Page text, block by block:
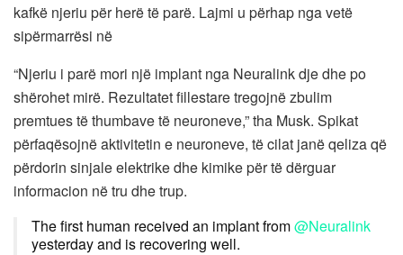
kafkë njeriu për herë të parë. Lajmi u përhap nga vetë
sipërmarrësi në
“Njeriu i parë mori një implant nga Neuralink dje dhe po
shërohet mirë. Rezultatet fillestare tregojnë zbulim
premtues të thumbave të neuroneve,” tha Musk. Spikat
përfaqësojnë aktivitetin e neuroneve, të cilat janë qeliza që
përdorin sinjale elektrike dhe kimike për të dërguar
informacion në tru dhe trup.
The first human received an implant from@Neuralink
yesterday and is recovering well.